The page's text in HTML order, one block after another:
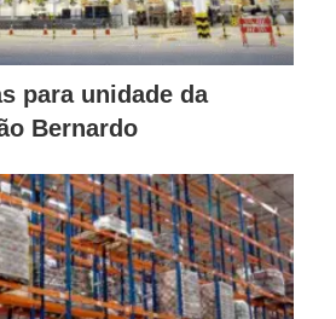
para unidade da
Bernardo